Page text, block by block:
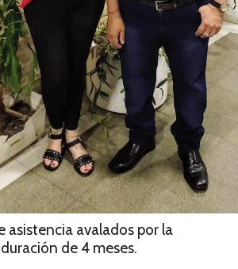
asistencia avalados por la
de 4 meses.